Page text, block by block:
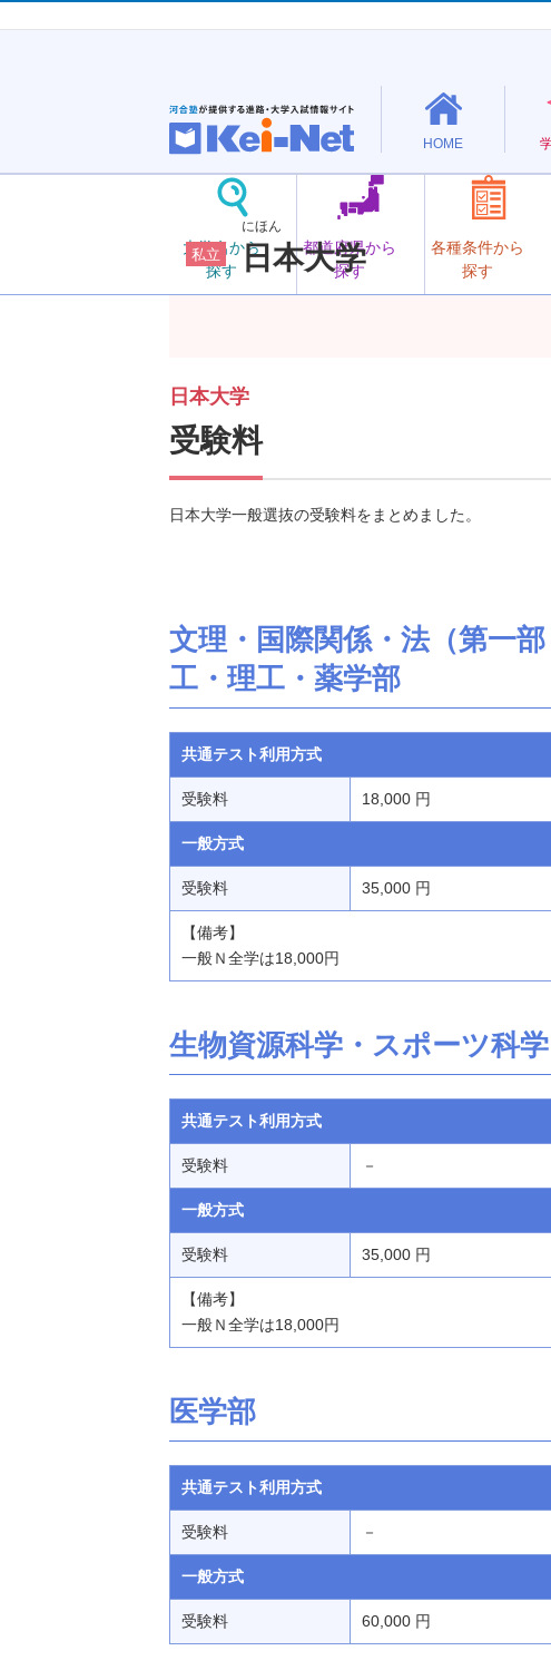
HOME
大学名から
探す
都道府県から
探す
各種条件から
探す
私立
にほん
日本大学
日本大学
受験料
日本大学一般選抜の受験料をまとめました。
文理・国際関係・法（第一
工・理工・薬学部
共通テスト利用方式
受験料 18,000 円
一般方式
受験料 35,000 円
【備考】
一般Ｎ全学は18,000円
生物資源科学・スポーツ科
共通テスト利用方式
受験料 －
一般方式
受験料 35,000 円
【備考】
一般Ｎ全学は18,000円
医学部
共通テスト利用方式
受験料 －
一般方式
受験料 60,000 円